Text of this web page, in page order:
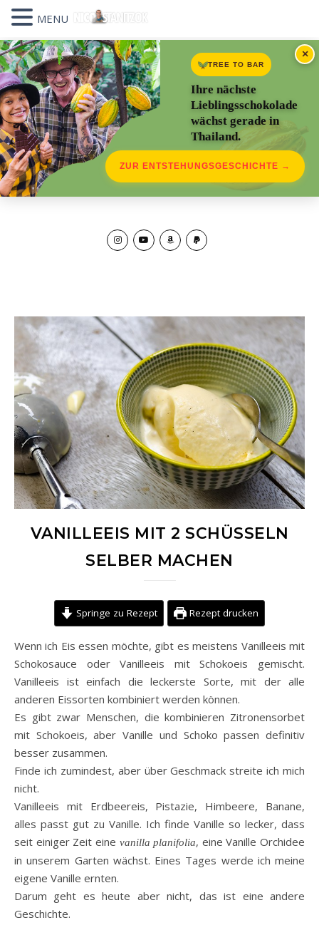
VANILLEEIS MIT 2 SCHÜSSELN
SELBER MACHEN
Springe zu Rezept Rezept drucken
Wenn ich Eis essen möchte, gibt es meistens Vanilleeis mit
Schokosauce oder Vanilleeis mit Schokoeis gemischt.
Vanilleeis ist einfach die leckerste Sorte, mit der alle
anderen Eissorten kombiniert werden können.
Es gibt zwar Menschen, die kombinieren Zitronensorbet
mit Schokoeis, aber Vanille und Schoko passen definitiv
besser zusammen.
Finde ich zumindest, aber über Geschmack streite ich mich
nicht.
Vanilleeis mit Erdbeereis, Pistazie, Himbeere, Banane,
alles passt gut zu Vanille. Ich finde Vanille so lecker, dass
seit einiger Zeit eine vanilla planifolia, eine Vanille Orchidee
in unserem Garten wächst. Eines Tages werde ich meine
eigene Vanille ernten.
Darum geht es heute aber nicht, das ist eine andere
Geschichte.
×
TREE TO BAR
Ihre nächste
Lieblingsschokolade
wächst gerade in
Thailand.
ZUR ENTSTEHUNGSGESCHICHTE →
MENU